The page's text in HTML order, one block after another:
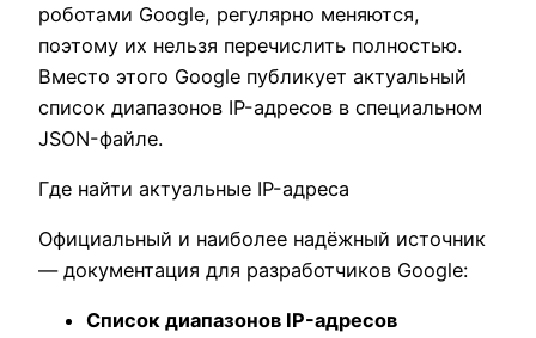
роботами Google, регулярно меняются,
поэтому их нельзя перечислить полностью.
Вместо этого Google публикует актуальный
список диапазонов IP-адресов в специальном
JSON-файле.
Где найти актуальные IP-адреса
Официальный и наиболее надёжный источник
— документация для разработчиков Google:
Список диапазонов IP-адресов